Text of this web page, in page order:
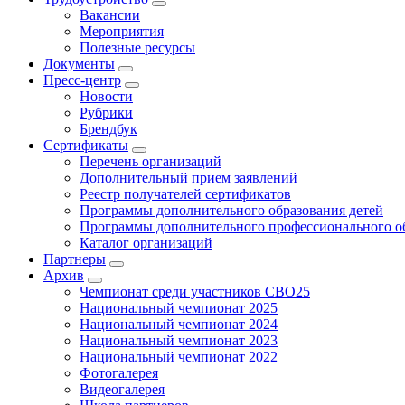
Вакансии
Мероприятия
Полезные ресурсы
Документы
Пресс-центр
Новости
Рубрики
Брендбук
Сертификаты
Перечень организаций
Дополнительный прием заявлений
Реестр получателей сертификатов
Программы дополнительного образования детей
Программы дополнительного профессионального
Каталог организаций
Партнеры
Архив
Чемпионат среди участников СВО25
Национальный чемпионат 2025
Национальный чемпионат 2024
Национальный чемпионат 2023
Национальный чемпионат 2022
Фотогалерея
Видеогалерея